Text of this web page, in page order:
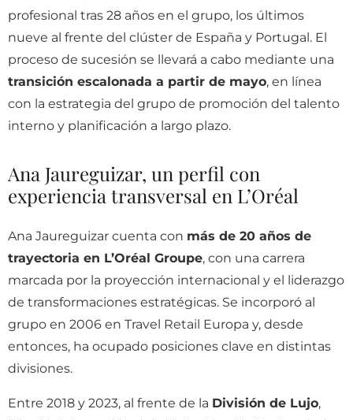
profesional tras 28 años en el grupo, los últimos
nueve al frente del clúster de España y Portugal. El
proceso de sucesión se llevará a cabo mediante una
transición escalonada a partir de mayo, en línea
con la estrategia del grupo de promoción del talento
interno y planificación a largo plazo.
Ana Jaureguizar, un perfil con
experiencia transversal en L’Oréal
Ana Jaureguizar cuenta con más de 20 años de
trayectoria en L’Oréal Groupe, con una carrera
marcada por la proyección internacional y el liderazgo
de transformaciones estratégicas. Se incorporó al
grupo en 2006 en Travel Retail Europa y, desde
entonces, ha ocupado posiciones clave en distintas
divisiones.
Entre 2018 y 2023, al frente de la División de Lujo,